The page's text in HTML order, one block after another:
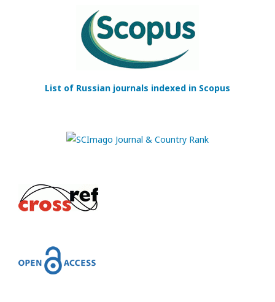
List of Russian journals indexed in Scopus